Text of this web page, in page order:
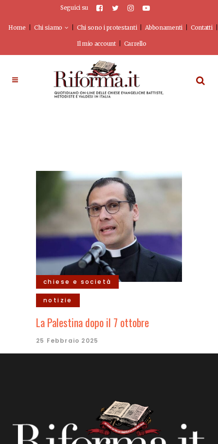
Seguici su
Home Chi siamo Chi sono i protestanti Abbonamenti Contatti
Il mio account Carrello
chiese e società
notizie
La Palestina dopo il 7 ottobre
25 Febbraio 2025